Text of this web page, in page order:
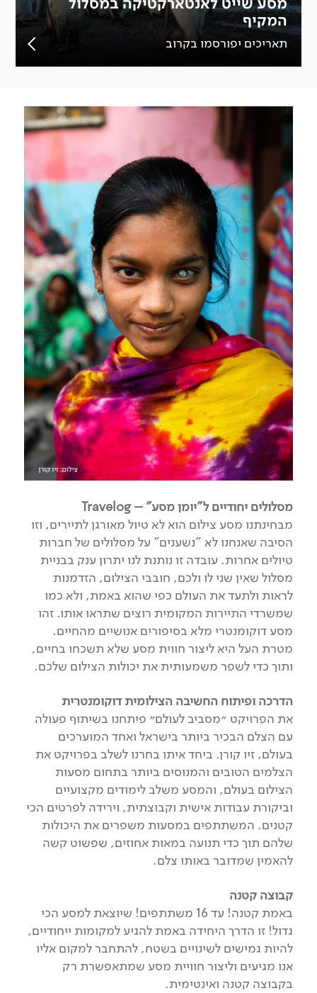
המקיף
תאריכים יפורסמו בקרוב
מסלולים יחודיים ל"יומן מסע" – Travelog
מבחינתנו מסע צילום הוא לא טיול מאורגן לתיירים, וזו
הסיבה שאנחנו לא "נשענים" על מסלולים של חברות
טיולים אחרות. עובדה זו נותנת לנו יתרון ענק בבניית
מסלול שאין שני לו ולכם, חובבי הצילום, הזדמנות
לראות ולתעד את העולם כפי שהוא באמת, ולא כמו
שמשרדי התיירות המקומית רוצים שתראו אותו. זהו
מסע דוקומנטרי מלא בסיפורים אנושיים מהחיים.
מטרת העל היא ליצור חווית מסע שלא תשכחו בחיים,
ותוך כדי לשפר משמעותית את יכולות הצילום שלכם.
הדרכה ופיתוח החשיבה הצילומית דוקומנטרית
את הפרויקט ״מסביב לעולם״ פיתחנו בשיתוף פעולה
עם הצלם הבכיר ביותר בישראל ואחד המוערכים
בעולם, זיו קורן. ביחד איתו בחרנו לשלב בפרויקט את
הצלמים הטובים והמנוסים ביותר בתחום מסעות
הצילום בעולם, והמסע משלב לימודים מקצועיים
וביקורת עבודות אישית וקבוצתית, וירידה לפרטים הכי
קטנים. המשתתפים במסעות משפרים את היכולות
שלהם תוך כדי תנועה במאות אחוזים, שפשוט קשה
להאמין שמדובר באותו צלם.
קבוצה קטנה
באמת קטנה! עד 16 משתתפים! שיוצאת למסע הכי
גדול! זו הדרך היחידה באמת להגיע למקומות ייחודיים,
להיות גמישים לשינויים בשטח, להתחבר למקום אליו
אנו מגיעים וליצור חוויית מסע שמתאפשרת רק
בקבוצה קטנה ואינטימית.